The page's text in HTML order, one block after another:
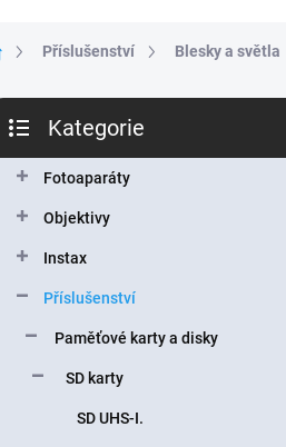
Domů Příslušenství Blesky a světla
kategorie
Kategorie
Fotoaparáty
Objektivy
Instax
Příslušenství
Paměťové karty a disky
SD karty
SD UHS-I.